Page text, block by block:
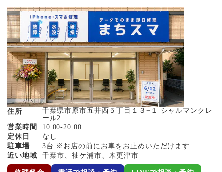
住所
千葉県市原市五井西５丁目１３−１ シャルマンクレ
ール2
営業時間
10:00-20:00
定休日
なし
駐車場
3台 ※お店の前にお車をお止めいただけます
近い地域
千葉市、袖ケ浦市、木更津市